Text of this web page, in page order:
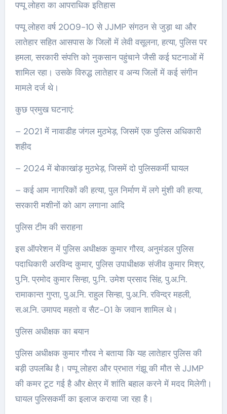
पप्पू लोहरा का आपराधिक इतिहास
पप्पू लोहरा वर्ष 2009-10 से JJMP संगठन से जुड़ा था और
लातेहार सहित आसपास के जिलों में लेवी वसूलना, हत्या, पुलिस पर
हमला, सरकारी संपत्ति को नुकसान पहुंचाने जैसी कई घटनाओं में
शामिल रहा। उसके विरुद्ध लातेहार व अन्य जिलों में कई संगीन
मामले दर्ज थे।
कुछ प्रमुख घटनाएं:
– 2021 में नावाडीह जंगल मुठभेड़, जिसमें एक पुलिस अधिकारी
शहीद
– 2024 में बोकाखांड़ मुठभेड़, जिसमें दो पुलिसकर्मी घायल
– कई आम नागरिकों की हत्या, पुल निर्माण में लगे मुंशी की हत्या,
सरकारी मशीनों को आग लगाना आदि
पुलिस टीम की सराहना
इस ऑपरेशन में पुलिस अधीक्षक कुमार गौरव, अनुमंडल पुलिस
पदाधिकारी अरविन्द कुमार, पुलिस उपाधीक्षक संजीव कुमार मिश्र,
पु.नि. प्रमोद कुमार सिन्हा, पु.नि. उमेश प्रसाद सिंह, पु.अ.नि.
रामाकान्त गुप्ता, पु.अ.नि. राहुल सिन्हा, पु.अ.नि. रविन्द्र महली,
स.अ.नि. उमापद महतो व सैट-01 के जवान शामिल थे।
पुलिस अधीक्षक का बयान
पुलिस अधीक्षक कुमार गौरव ने बताया कि यह लातेहार पुलिस की
बड़ी उपलब्धि है। पप्पू लोहरा और प्रभात गंझू की मौत से JJMP
की कमर टूट गई है और क्षेत्र में शांति बहाल करने में मदद मिलेगी।
घायल पुलिसकर्मी का इलाज कराया जा रहा है।